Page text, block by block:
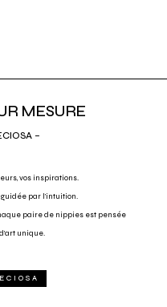
MESURE
–
vos inspirations.
par l’intuition.
paire de nippies est pensée
unique.